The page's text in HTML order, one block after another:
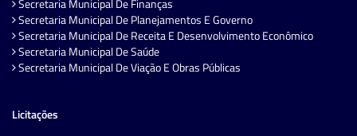
Secretaria Municipal De Finanças
Secretaria Municipal De Planejamentos E Governo
Secretaria Municipal De Receita E Desenvolvimento Econômico
Secretaria Municipal De Saúde
Secretaria Municipal De Viação E Obras Públicas
Licitações